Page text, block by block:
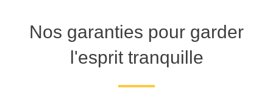
Nos garanties pour garder
l'esprit tranquille